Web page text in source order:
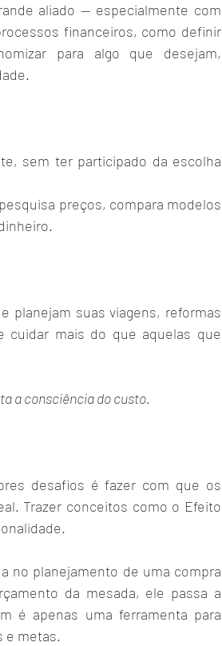
aliado — especialmente com
financeiros, como definir
para algo que desejam,
sem ter participado da escolha
preços, compara modelos
planejam suas viagens, reformas
cuidar mais do que aquelas que
a consciência do custo.
desafios é fazer com que os
Trazer conceitos como o Efeito
no planejamento de uma compra
da mesada, ele passa a
é apenas uma ferramenta para
e metas.